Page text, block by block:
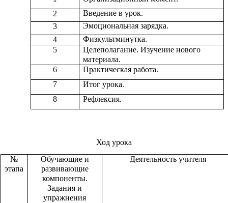
2
Введение в урок.
3
Эмоциональная зарядка.
4
Физкультминутка.
5
Целеполагание. Изучение нового
материала.
6
Практическая работа.
7
Итог урока.
8
Рефлексия.
Ход урока
№
этапа
Обучающие и
развивающие
компоненты.
Задания и
упражнения
Деятельность учителя